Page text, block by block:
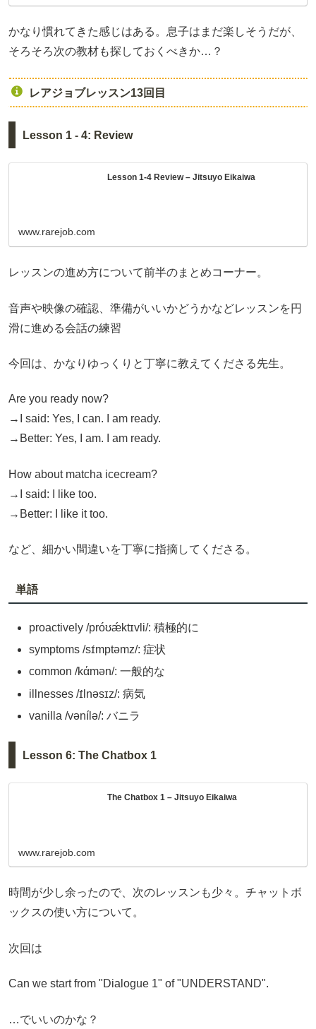
かなり慣れてきた感じはある。息子はまだ楽しそうだが、
そろそろ次の教材も探しておくべきか…？
レアジョブレッスン13回目
Lesson 1 - 4: Review
Lesson 1-4 Review – Jitsuyo Eikaiwa
www.rarejob.com
レッスンの進め方について前半のまとめコーナー。
音声や映像の確認、準備がいいかどうかなどレッスンを円
滑に進める会話の練習
今回は、かなりゆっくりと丁寧に教えてくださる先生。
Are you ready now?
→I said: Yes, I can. I am ready.
→Better: Yes, I am. I am ready.
How about matcha icecream?
→I said: I like too.
→Better: I like it too.
など、細かい間違いを丁寧に指摘してくださる。
単語
proactively /próʊǽktɪvli/: 積極的に
symptoms /sɪ́mptəmz/: 症状
common /kάmən/: 一般的な
illnesses /ɪ́lnəsɪz/: 病気
vanilla /vənílə/: バニラ
Lesson 6: The Chatbox 1
The Chatbox 1 – Jitsuyo Eikaiwa
www.rarejob.com
時間が少し余ったので、次のレッスンも少々。チャットボ
ックスの使い方について。
次回は
Can we start from "Dialogue 1" of "UNDERSTAND".
…でいいのかな？